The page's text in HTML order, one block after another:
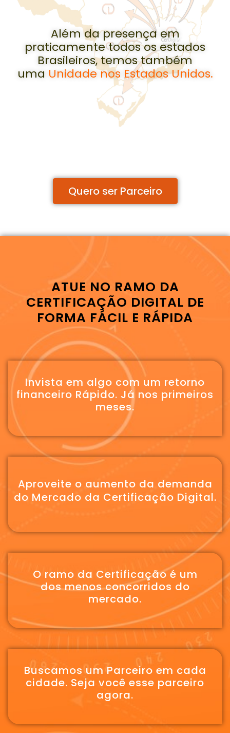
Além da presença em
praticamente todos os estados
Brasileiros, temos também
uma Unidade nos Estados Unidos.
Quero ser Parceiro
ATUE NO RAMO DA
CERTIFICAÇÃO DIGITAL DE
FORMA FÁCIL E RÁPIDA
Invista em algo com um retorno
financeiro Rápido. Já nos primeiros
meses.
Aproveite o aumento da demanda
do Mercado da Certificação Digital.
O ramo da Certificação é um
dos menos concorridos do
mercado.
Buscamos um Parceiro em cada
cidade. Seja você esse parceiro
agora.